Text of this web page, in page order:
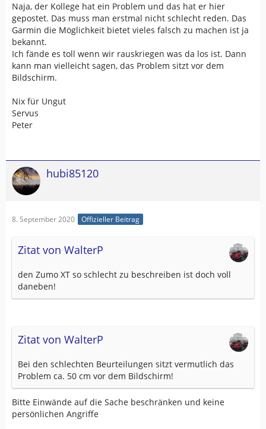
Naja, der Kollege hat ein Problem und das hat er hier
gepostet. Das muss man erstmal nicht schlecht reden. Das
Garmin die Möglichkeit bietet vieles falsch zu machen ist ja
bekannt.
Ich fände es toll wenn wir rauskriegen was da los ist. Dann
kann man vielleicht sagen, das Problem sitzt vor dem
Bildschirm.
Nix für Ungut
Servus
Peter
hubi85120
8. September 2020 Offizieller Beitrag
Zitat von WalterP
den Zumo XT so schlecht zu beschreiben ist doch voll
daneben!
Zitat von WalterP
Bei den schlechten Beurteilungen sitzt vermutlich das
Problem ca. 50 cm vor dem Bildschirm!
Bitte Einwände auf die Sache beschränken und keine
persönlichen Angriffe